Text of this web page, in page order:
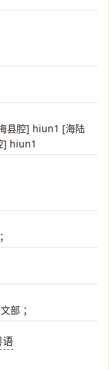
县腔] hiun1 [海陆
] hiun1
部 ；
语